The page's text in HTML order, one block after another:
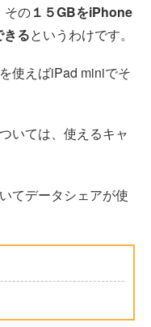
その１５GBをiPhone
るというわけです。
使えばiPad miniでそ
いては、使えるキャ
てデータシェアが使